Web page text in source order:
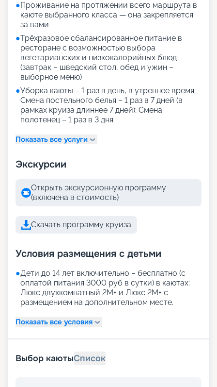
●Проживание на протяжении всего маршрута в
каюте выбранного класса — она закрепляется
за вами
●Трёхразовое сбалансированное питание в
ресторане с возможностью выбора
вегетарианских и низкокалорийных блюд
(завтрак – шведский стол, обед и ужин –
выборное меню)
●Уборка каюты – 1 раз в день, в утреннее время;
Смена постельного белья – 1 раз в 7 дней (в
рамках круиза длиннее 7 дней); Смена
полотенец – 1 раз в 3 дня
Показать все услуги
Экскурсии
Открыть экскурсионную программу
(включена в стоимость)
Скачать программу круиза
Условия размещения с детьми
●Дети до 14 лет включительно – бесплатно (с
оплатой питания 3000 руб в сутки) в каютах:
Люкс двухкомнатный 2М+ и Люкс 2М+ с
размещением на дополнительном месте.
Показать все условия
Выбор каютыСписок